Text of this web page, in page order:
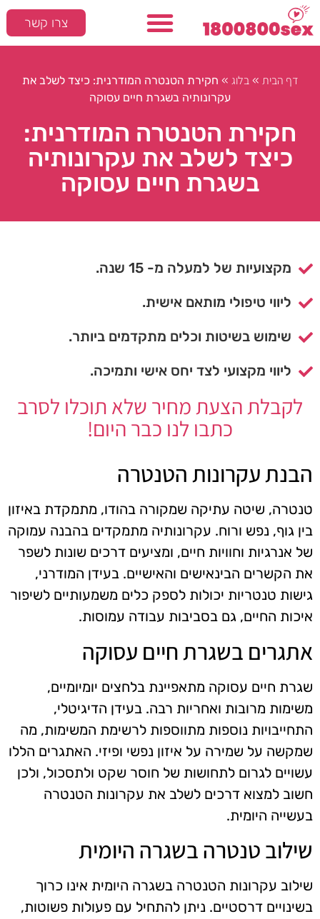
צרו קשר
דף הבית »בלוג » חקירת הטנטרה המודרנית: כיצד לשלב את
עקרונותיה בשגרת חיים עסוקה
חקירת הטנטרה המודרנית:
כיצד לשלב את עקרונותיה
בשגרת חיים עסוקה
מקצועיות של למעלה מ- 15 שנה.
ליווי טיפולי מותאם אישית.
שימוש בשיטות וכלים מתקדמים ביותר.
ליווי מקצועי לצד יחס אישי ותמיכה.
לקבלת הצעת מחיר שלא תוכלו לסרב
כתבו לנו כבר היום!
הבנת עקרונות הטנטרה
טנטרה, שיטה עתיקה שמקורה בהודו, מתמקדת באיזון
בין גוף, נפש ורוח. עקרונותיה מתמקדים בהבנה עמוקה
של אנרגיות וחוויות חיים, ומציעים דרכים שונות לשפר
את הקשרים הבינאישים והאישיים. בעידן המודרני,
גישות טנטריות יכולות לספק כלים משמעותיים לשיפור
איכות החיים, גם בסביבות עבודה עמוסות.
אתגרים בשגרת חיים עסוקה
שגרת חיים עסוקה מתאפיינת בלחצים יומיומיים,
משימות מרובות ואחריות רבה. בעידן הדיגיטלי,
התחייבויות נוספות מתווספות לרשימת המשימות, מה
שמקשה על שמירה על איזון נפשי ופיזי. האתגרים הללו
עשויים לגרום לתחושות של חוסר שקט ולתסכול, ולכן
חשוב למצוא דרכים לשלב את עקרונות הטנטרה
בעשייה היומית.
שילוב טנטרה בשגרה היומית
שילוב עקרונות הטנטרה בשגרה היומית אינו כרוך
בשינויים דרסטיים. ניתן להתחיל עם פעולות פשוטות,